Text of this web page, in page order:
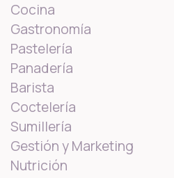
Cocina
Gastronomía
Pastelería
Panadería
Barista
Coctelería
Sumillería
Gestión y Marketing
Nutrición